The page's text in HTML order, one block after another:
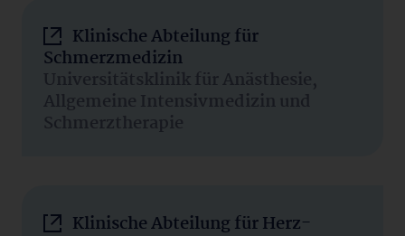
Klinische Abteilung für
Schmerzmedizin
Universitätsklinik für Anästhesie,
Allgemeine Intensivmedizin und
Schmerztherapie
Klinische Abteilung für Herz-